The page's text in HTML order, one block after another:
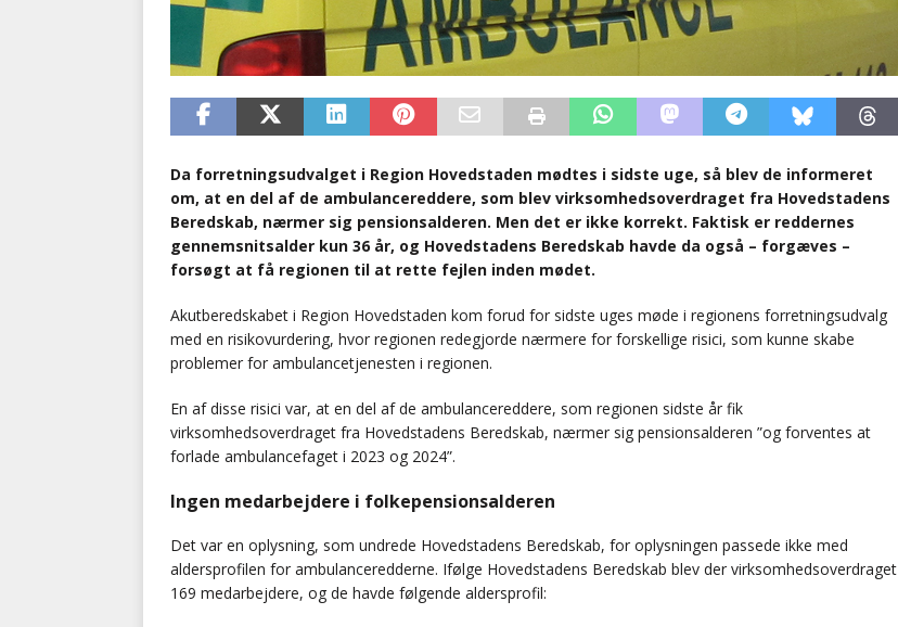
Da forretningsudvalget i Region Hovedstaden mødtes i sidste uge, så blev de informeret
om, at en del af de ambulancereddere, som blev virksomhedsoverdraget fra Hovedstadens
Beredskab, nærmer sig pensionsalderen. Men det er ikke korrekt. Faktisk er reddernes
gennemsnitsalder kun 36 år, og Hovedstadens Beredskab havde da også – forgæves –
forsøgt at få regionen til at rette fejlen inden mødet.
Akutberedskabet i Region Hovedstaden kom forud for sidste uges møde i regionens forretningsudvalg
med en risikovurdering, hvor regionen redegjorde nærmere for forskellige risici, som kunne skabe
problemer for ambulancetjenesten i regionen.
En af disse risici var, at en del af de ambulancereddere, som regionen sidste år fik
virksomhedsoverdraget fra Hovedstadens Beredskab, nærmer sig pensionsalderen ”og forventes at
forlade ambulancefaget i 2023 og 2024”.
Ingen medarbejdere i folkepensionsalderen
Det var en oplysning, som undrede Hovedstadens Beredskab, for oplysningen passede ikke med
aldersprofilen for ambulanceredderne. Ifølge Hovedstadens Beredskab blev der virksomhedsoverdraget
169 medarbejdere, og de havde følgende aldersprofil: